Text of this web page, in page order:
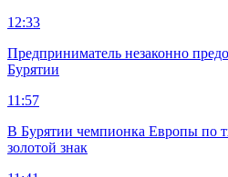
12:33
Предприниматель незаконно
Бурятии
11:57
В Бурятии чемпионка Европы по
золотой знак